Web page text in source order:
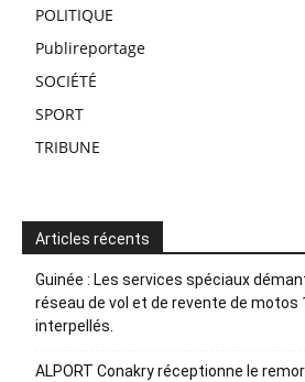
POLITIQUE
Publireportage
SOCIÉTÉ
SPORT
TRIBUNE
Articles récents
Guinée : Les services spéciaux
réseau de vol et de revente de motos
interpellés.
ALPORT Conakry réceptionne le